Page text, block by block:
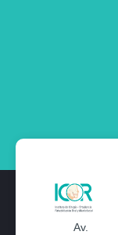
Av.